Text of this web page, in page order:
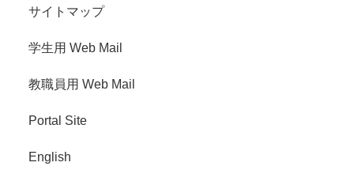
サイトマップ
学生用 Web Mail
教職員用 Web Mail
Portal Site
English